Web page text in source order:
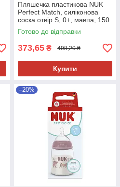
Пляшечка пластикова NUK
Perfect Match, силіконова
соска отвір S, 0+, мавпа, 150
мл
Готово до відправки
373,65 ₴ 498,20 ₴
Купити
–20%